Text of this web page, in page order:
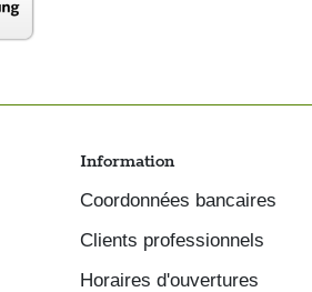
Information
Coordonnées bancaires
Clients professionnels
Horaires d'ouvertures